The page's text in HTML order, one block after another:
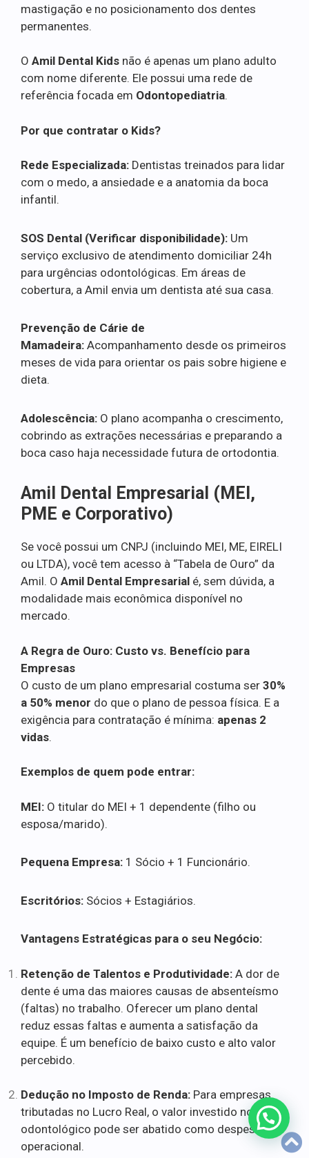
mastigação e no posicionamento dos dentes
permanentes.
O Amil Dental Kids não é apenas um plano adulto
com nome diferente. Ele possui uma rede de
referência focada em Odontopediatria.
Por que contratar o Kids?
Rede Especializada: Dentistas treinados para lidar
com o medo, a ansiedade e a anatomia da boca
infantil.
SOS Dental (Verificar disponibilidade): Um
serviço exclusivo de atendimento domiciliar 24h
para urgências odontológicas. Em áreas de
cobertura, a Amil envia um dentista até sua casa.
Prevenção de Cárie de
Mamadeira: Acompanhamento desde os primeiros
meses de vida para orientar os pais sobre higiene e
dieta.
Adolescência: O plano acompanha o crescimento,
cobrindo as extrações necessárias e preparando a
boca caso haja necessidade futura de ortodontia.
Amil Dental Empresarial (MEI,
PME e Corporativo)
Se você possui um CNPJ (incluindo MEI, ME, EIRELI
ou LTDA), você tem acesso à “Tabela de Ouro” da
Amil. O Amil Dental Empresarial é, sem dúvida, a
modalidade mais econômica disponível no
mercado.
A Regra de Ouro: Custo vs. Benefício para
Empresas
O custo de um plano empresarial costuma ser 30%
a 50% menor do que o plano de pessoa física. E a
exigência para contratação é mínima: apenas 2
vidas.
Exemplos de quem pode entrar:
MEI: O titular do MEI + 1 dependente (filho ou
esposa/marido).
Pequena Empresa: 1 Sócio + 1 Funcionário.
Escritórios: Sócios + Estagiários.
Vantagens Estratégicas para o seu Negócio:
Retenção de Talentos e Produtividade: A dor de
dente é uma das maiores causas de absenteísmo
(faltas) no trabalho. Oferecer um plano dental
reduz essas faltas e aumenta a satisfação da
equipe. É um benefício de baixo custo e alto valor
percebido.
Dedução no Imposto de Renda: Para empresas
tributadas no Lucro Real, o valor investido no plano
odontológico pode ser abatido como despesa
operacional.